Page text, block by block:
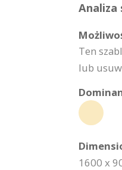
Analiza
Ten
lub
1600 x